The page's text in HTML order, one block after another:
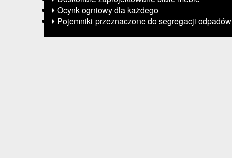
Ocynk ogniowy dla każdego
Pojemniki przeznaczone do segregacji odpadów